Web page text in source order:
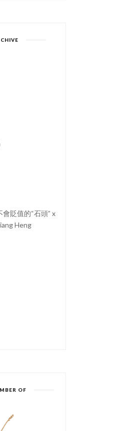
會貶值的“石頭” x
Heng
OF